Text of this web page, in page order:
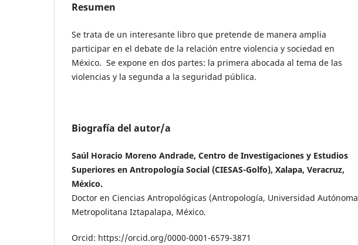
Resumen
Se trata de un interesante libro que pretende de manera amplia
participar en el debate de la relación entre violencia y sociedad en
México. Se expone en dos partes: la primera abocada al tema de las
violencias y la segunda a la seguridad pública.
Biografía del autor/a
Saúl Horacio Moreno Andrade, Centro de Investigaciones y Estudios
Superiores en Antropología Social (CIESAS-Golfo), Xalapa, Veracruz,
México.
Doctor en Ciencias Antropológicas (Antropología, Universidad Autónoma
Metropolitana Iztapalapa, México.
Orcid: https://orcid.org/0000-0001-6579-3871